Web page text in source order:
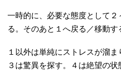
一時的に、必要な態度として
る。そのあと１へ戻る／移動す
１以外は単純にストレスが溜ま
３は驚異を探す。４は絶望の状